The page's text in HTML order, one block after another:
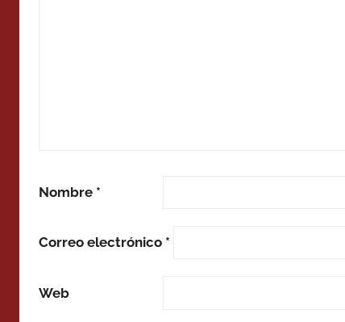
Nombre *
Correo electrónico *
Web